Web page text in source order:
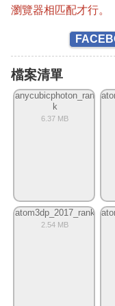
瀏覽器相匹配才行。
檔案清單
anycubicphoton_ran
k
6.37 MB
atom3dp_2017_rank
2.54 MB